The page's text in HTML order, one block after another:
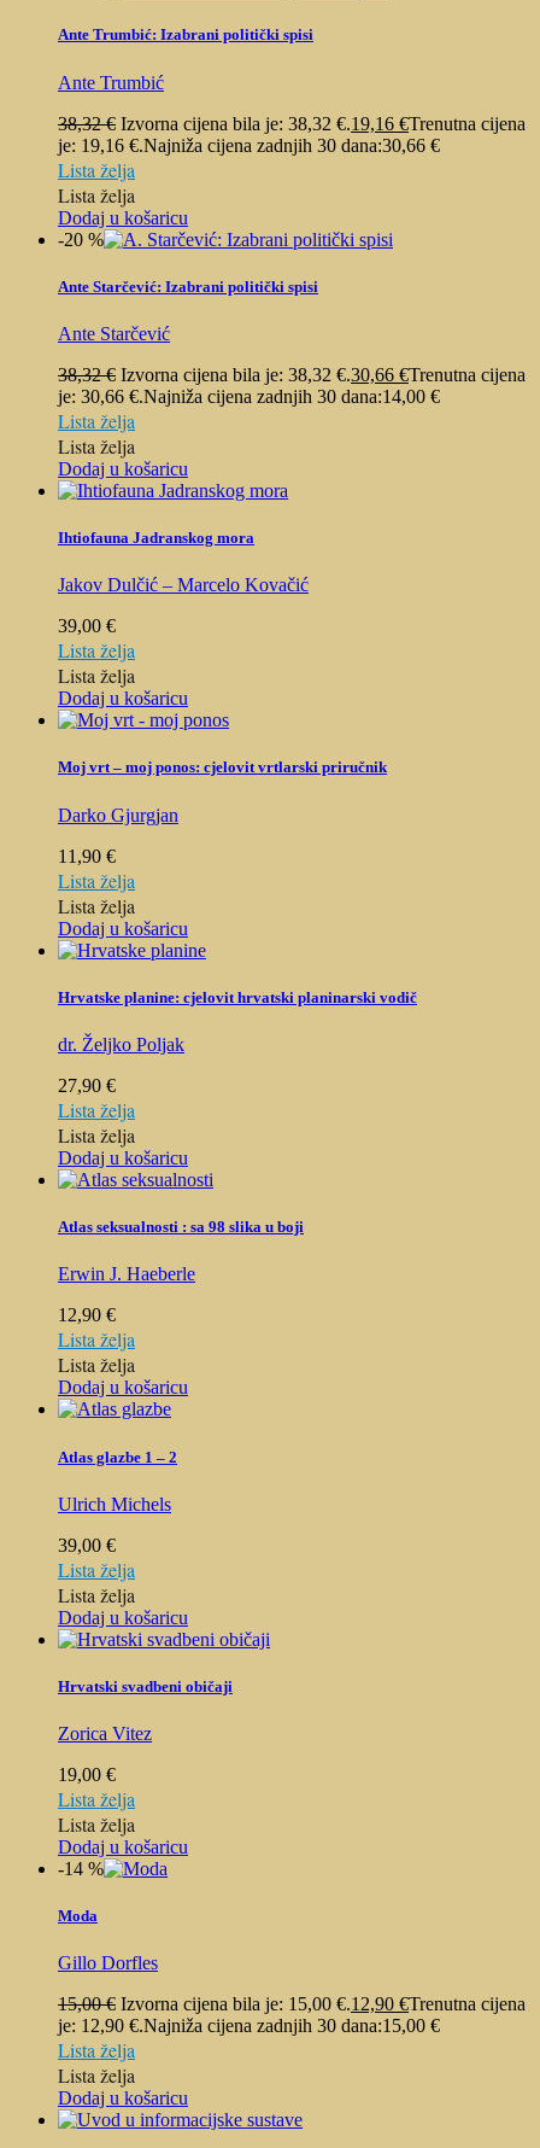
Ante Trumbić: Izabrani politički spisi
Ante Trumbić
38,32€ Izvorna cijena bila je: 38,32 €.19,16 €Trenutna cijena
je: 19,16 €.Najniža cijena zadnjih 30 dana:30,66 €
Lista želja
Lista želja
Dodaj u košaricu
-20 %
Ante Starčević: Izabrani politički spisi
Ante Starčević
38,32€ Izvorna cijena bila je: 38,32 €.30,66 €Trenutna cijena
je: 30,66 €.Najniža cijena zadnjih 30 dana:14,00 €
Lista želja
Lista želja
Dodaj u košaricu
Ihtiofauna Jadranskog mora
Jakov Dulčić – Marcelo Kovačić
39,00 €
Lista želja
Lista želja
Dodaj u košaricu
Moj vrt – moj ponos: cjelovit vrtlarski priručnik
Darko Gjurgjan
11,90 €
Lista želja
Lista želja
Dodaj u košaricu
Hrvatske planine: cjelovit hrvatski planinarski vodič
dr. Željko Poljak
27,90 €
Lista želja
Lista želja
Dodaj u košaricu
Atlas seksualnosti : sa 98 slika u boji
Erwin J. Haeberle
12,90 €
Lista želja
Lista želja
Dodaj u košaricu
Atlas glazbe 1 – 2
Ulrich Michels
39,00 €
Lista želja
Lista želja
Dodaj u košaricu
Hrvatski svadbeni običaji
Zorica Vitez
19,00 €
Lista želja
Lista želja
Dodaj u košaricu
-14 %
Moda
Gillo Dorfles
15,00€ Izvorna cijena bila je: 15,00 €.12,90 €Trenutna cijena
je: 12,90 €.Najniža cijena zadnjih 30 dana:15,00 €
Lista želja
Lista želja
Dodaj u košaricu